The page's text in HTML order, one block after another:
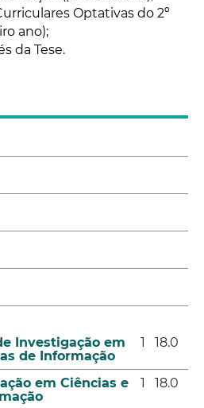
Optativas do 2º
ano);
da Tese.
Investigação em
de Informação
1 18.0
em Ciências e
1 18.0